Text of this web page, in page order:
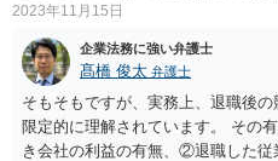
2023年11月15日
企業法務に強い弁護士
髙橋 俊太 弁護士
そもそもですが、実務上、退職後
限定的に理解されています。 その
き会社の利益の有無、②退職した